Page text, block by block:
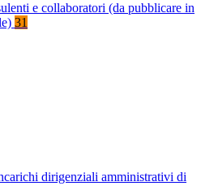
e collaboratori (da pubblicare in
31
dirigenziali amministrativi di